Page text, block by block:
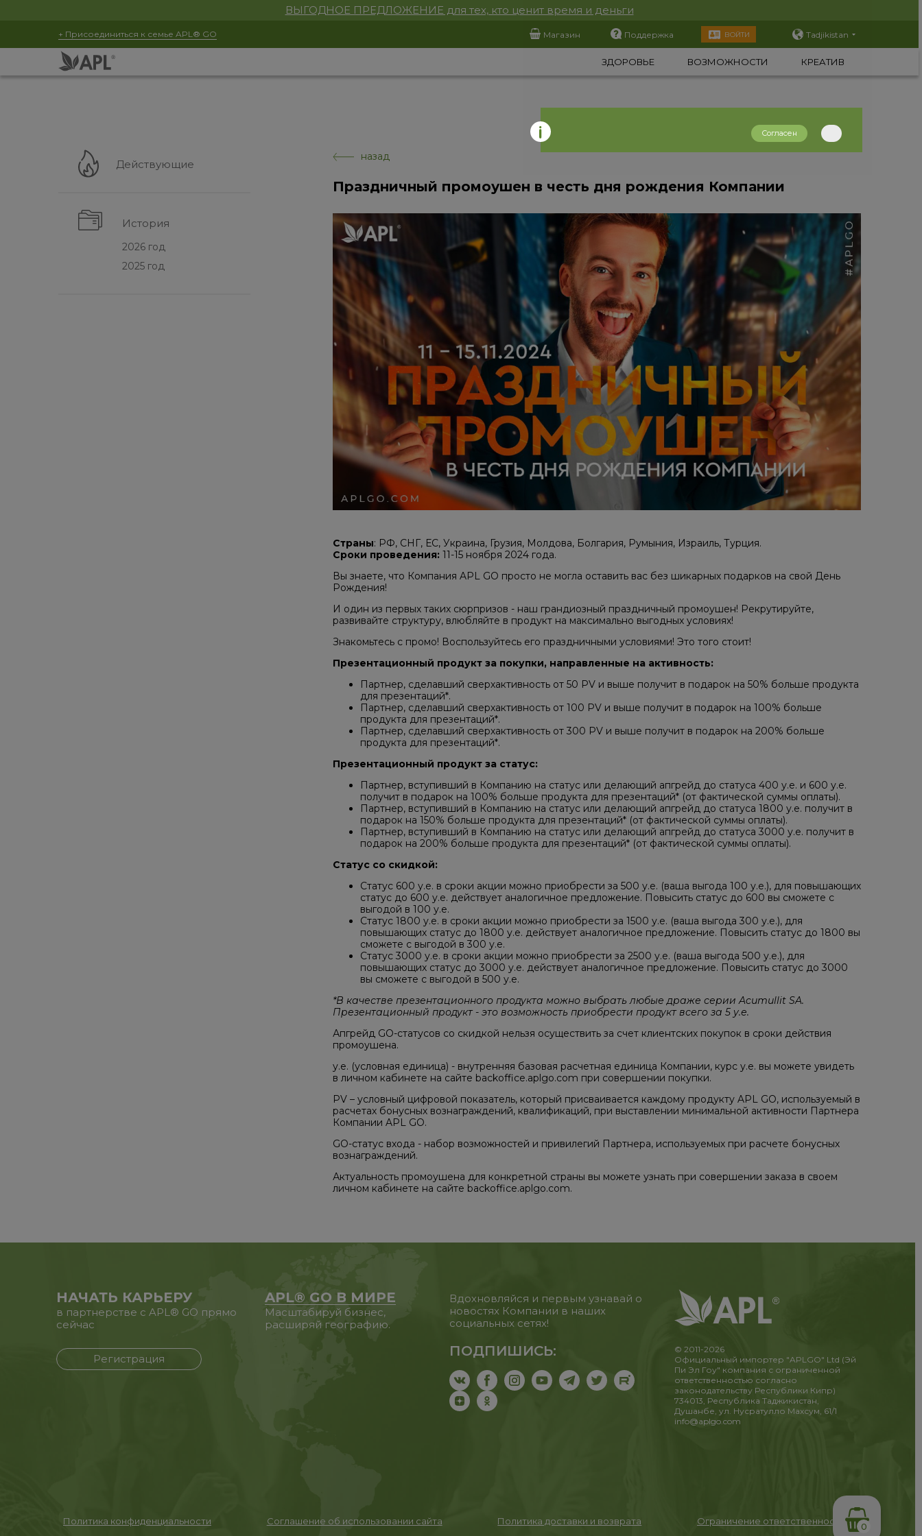
ВЫГОДНОЕ ПРЕДЛОЖЕНИЕ для тех, кто ценит время и деньги
+ Присоединиться к семье APL® GO Магазин Поддержка ВОЙТИ Tadjikistan
ЗДОРОВЬЕ ВОЗМОЖНОСТИ КРЕАТИВ
Действующие
История
2026 год
2025 год
назад
Праздничный промоушен в честь дня рождения Компании
Страны: РФ, СНГ, ЕС, Украина, Грузия, Молдова, Болгария, Румыния, Израиль, Турция.
Сроки проведения: 11-15 ноября 2024 года.
Вы знаете, что Компания APL GO просто не могла оставить вас без шикарных подарков на свой День
Рождения!
И один из первых таких сюрпризов - наш грандиозный праздничный промоушен! Рекрутируйте,
развивайте структуру, влюбляйте в продукт на максимально выгодных условиях!
Знакомьтесь с промо! Воспользуйтесь его праздничными условиями! Это того стоит!
Презентационный продукт за покупки, направленные на активность:
Партнер, сделавший сверхактивность от 50 PV и выше получит в подарок на 50% больше продукта
для презентаций*.
Партнер, сделавший сверхактивность от 100 PV и выше получит в подарок на 100% больше
продукта для презентаций*.
Партнер, сделавший сверхактивность от 300 PV и выше получит в подарок на 200% больше
продукта для презентаций*.
Презентационный продукт за статус:
Партнер, вступивший в Компанию на статус или делающий апгрейд до статуса 400 у.е. и 600 у.е.
получит в подарок на 100% больше продукта для презентаций* (от фактической суммы оплаты).
Партнер, вступивший в Компанию на статус или делающий апгрейд до статуса 1800 у.е. получит в
подарок на 150% больше продукта для презентаций* (от фактической суммы оплаты).
Партнер, вступивший в Компанию на статус или делающий апгрейд до статуса 3000 у.е. получит в
подарок на 200% больше продукта для презентаций* (от фактической суммы оплаты).
Статус со скидкой:
Статус 600 у.е. в сроки акции можно приобрести за 500 у.е. (ваша выгода 100 у.е.), для повышающих
статус до 600 у.е. действует аналогичное предложение. Повысить статус до 600 вы сможете с
выгодой в 100 у.е.
Статус 1800 у.е. в сроки акции можно приобрести за 1500 у.е. (ваша выгода 300 у.е.), для
повышающих статус до 1800 у.е. действует аналогичное предложение. Повысить статус до 1800 вы
сможете с выгодой в 300 у.е.
Статус 3000 у.е. в сроки акции можно приобрести за 2500 у.е. (ваша выгода 500 у.е.), для
повышающих статус до 3000 у.е. действует аналогичное предложение. Повысить статус до 3000
вы сможете с выгодой в 500 у.е.
*В качестве презентационного продукта можно выбрать любые драже серии Acumullit SA.
Презентационный продукт - это возможность приобрести продукт всего за 5 у.е.
Апгрейд GO-статусов со скидкой нельзя осуществить за счет клиентских покупок в сроки действия
промоушена.
у.е. (условная единица) - внутренняя базовая расчетная единица Компании, курс у.е. вы можете увидеть
в личном кабинете на сайте backoffice.aplgo.com при совершении покупки.
PV – условный цифровой показатель, который присваивается каждому продукту APL GO, используемый в
расчетах бонусных вознаграждений, квалификаций, при выставлении минимальной активности Партнера
Компании APL GO.
GO-статус входа - набор возможностей и привилегий Партнера, используемых при расчете бонусных
вознаграждений.
Актуальность промоушена для конкретной страны вы можете узнать при совершении заказа в своем
личном кабинете на сайте backoffice.aplgo.com.
НАЧАТЬ КАРЬЕРУ
в партнерстве с APL® GO прямо
сейчас
Регистрация
APL® GO В МИРЕ
Масштабируй бизнес,
расширяй географию.
Вдохновляйся и первым узнавай о
новостях Компании в наших
социальных сетях!
ПОДПИШИСЬ:
© 2011-2026
Официальный импортер "APLGO" Ltd (Эй
Пи Эл Гоу" компания с ограниченной
ответственностью согласно
законодательству Республики Кипр)
734013, Республика Таджикистан,
Душанбе, ул. Нусратулло Махсум, 61/1
info@aplgo.com
Политика конфиденциальности Соглашение об использовании сайта Политика доставки и возврата Ограничение ответственности 0
Согласен